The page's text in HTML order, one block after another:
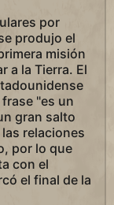
por
produjo el
misión
a la Tierra. El
"es un
gran salto
relaciones
por lo que
con el
el final de la